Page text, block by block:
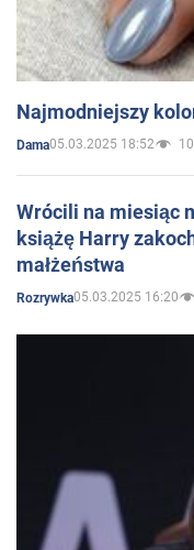
Najmodniejszy
Dama05.03.2025 18:52 10
Wrócili na miesiąc
książę Harry
małżeństwa
Rozrywka05.03.2025 16:20